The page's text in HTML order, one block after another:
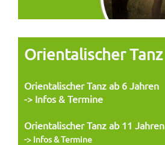
Orientalischer Tanz
Orientalischer Tanz ab 6 Jahren
-> Infos & Termine
Orientalischer Tanz ab 11 Jahren
-> Infos & Termine